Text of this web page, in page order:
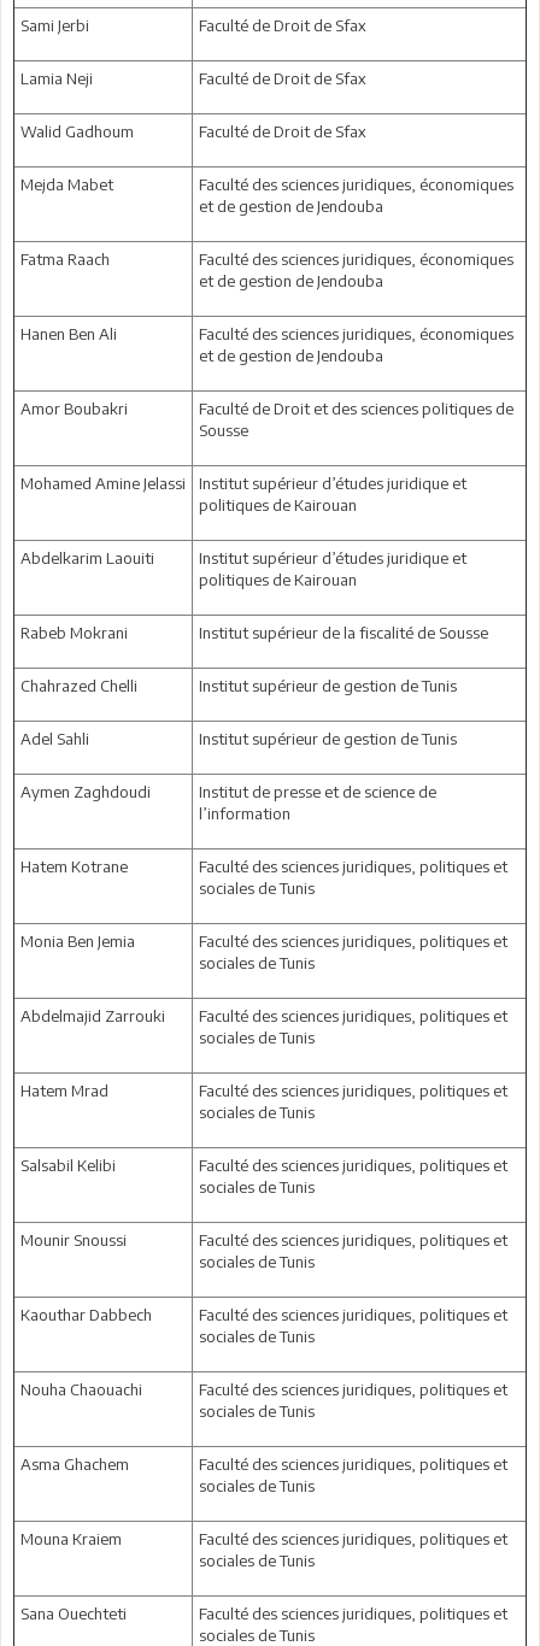
Sami Jerbi Faculté de Droit de Sfax
Lamia Neji Faculté de Droit de Sfax
Walid Gadhoum Faculté de Droit de Sfax
Mejda Mabet
Faculté des sciences juridiques, économiques
et de gestion de Jendouba
Fatma Raach
Faculté des sciences juridiques, économiques
et de gestion de Jendouba
Hanen Ben Ali
Faculté des sciences juridiques, économiques
et de gestion de Jendouba
Amor Boubakri
Faculté de Droit et des sciences politiques de
Sousse
Mohamed Amine Jelassi
Institut supérieur d’études juridique et
politiques de Kairouan
Abdelkarim Laouiti
Institut supérieur d’études juridique et
politiques de Kairouan
Rabeb Mokrani Institut supérieur de la fiscalité de Sousse
Chahrazed Chelli Institut supérieur de gestion de Tunis
Adel Sahli Institut supérieur de gestion de Tunis
Aymen Zaghdoudi
Institut de presse et de science de
l’information
Hatem Kotrane
Faculté des sciences juridiques, politiques et
sociales de Tunis
Monia Ben Jemia
Faculté des sciences juridiques, politiques et
sociales de Tunis
Abdelmajid Zarrouki
Faculté des sciences juridiques, politiques et
sociales de Tunis
Hatem Mrad
Faculté des sciences juridiques, politiques et
sociales de Tunis
Salsabil Kelibi
Faculté des sciences juridiques, politiques et
sociales de Tunis
Mounir Snoussi
Faculté des sciences juridiques, politiques et
sociales de Tunis
Kaouthar Dabbech
Faculté des sciences juridiques, politiques et
sociales de Tunis
Nouha Chaouachi
Faculté des sciences juridiques, politiques et
sociales de Tunis
Asma Ghachem
Faculté des sciences juridiques, politiques et
sociales de Tunis
Mouna Kraiem
Faculté des sciences juridiques, politiques et
sociales de Tunis
Sana Ouechteti
Faculté des sciences juridiques, politiques et
sociales de Tunis